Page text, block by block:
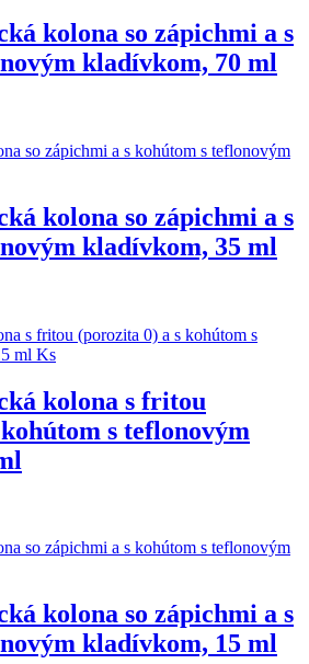
kolona so zápichmi a s
kladívkom, 70 ml
kolona so zápichmi a s
kladívkom, 35 ml
kolona s fritou
s teflonovým
kolona so zápichmi a s
kladívkom, 15 ml